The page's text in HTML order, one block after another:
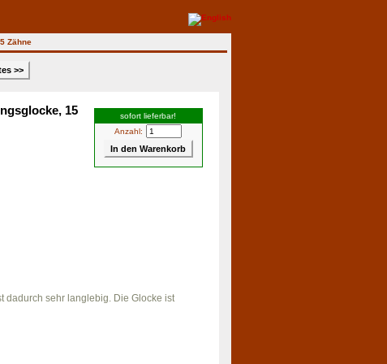
Zähne
>>
sofort lieferbar!
Anzahl:
15
dadurch sehr langlebig. Die Glocke ist